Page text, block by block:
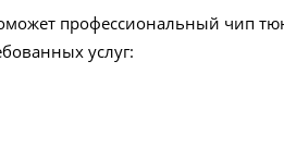
профессиональный чип
услуг: